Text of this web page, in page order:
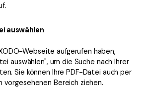
auswählen
Webseite aufgerufen haben,
auswählen", um die Suche nach Ihrer
Sie können Ihre PDF-Datei auch per
vorgesehenen Bereich ziehen.